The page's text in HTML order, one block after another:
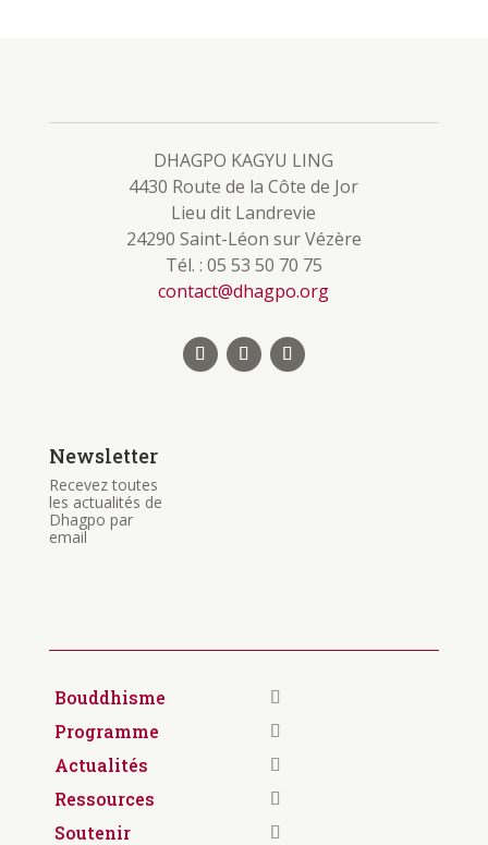
DHAGPO KAGYU LING
4430 Route de la Côte de Jor
Lieu dit Landrevie
24290 Saint-Léon sur Vézère
Tél. : 05 53 50 70 75
contact@dhagpo.org
Newsletter
Recevez toutes
les actualités de
Dhagpo par
email
Bouddhisme
Programme
Actualités
Ressources
Soutenir